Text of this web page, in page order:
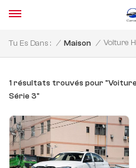
Tu Es Dans : / Maison / Voiture
1 résultats trouvés pour
Série 3"